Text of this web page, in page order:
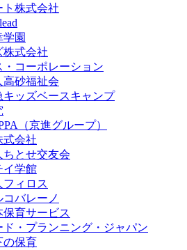
ト株式会社
園
株式会社
コーポレーション
高砂福祉会
キッズベースキャンプ
（京進グループ）
式会社
とせ交友会
イ学館
ィロス
バレーノ
育サービス
・プランニング・ジャパン
の保育